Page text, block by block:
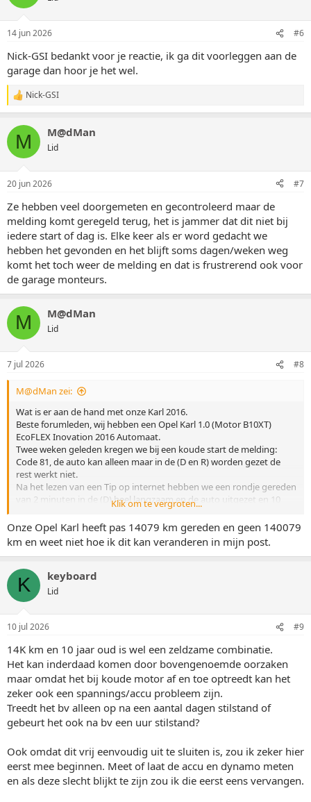
14 jun 2026 #6
Nick-GSI bedankt voor je reactie, ik ga dit voorleggen aan de
garage dan hoor je het wel.
W
a
r
e
n
e
n
:
Nick-GSI
M M@dMan
Lid
20 jun 2026 #7
Ze hebben veel doorgemeten en gecontroleerd maar de
melding komt geregeld terug, het is jammer dat dit niet bij
iedere start of dag is. Elke keer als er word gedacht we
hebben het gevonden en het blijft soms dagen/weken weg
komt het toch weer de melding en dat is frustrerend ook voor
de garage monteurs.
M M@dMan
Lid
7 jul 2026 #8
M@dMan zei:
Wat is er aan de hand met onze Karl 2016.
Beste forumleden, wij hebben een Opel Karl 1.0 (Motor B10XT)
EcoFLEX Inovation 2016 Automaat.
Twee weken geleden kregen we bij een koude start de melding:
Code 81, de auto kan alleen maar in de (D en R) worden gezet de
rest werkt niet.
Na het lezen van een Tip op internet hebben we een rondje gereden
van 2 minuten in de (D) heel langzaam en de auto uitgezet en 10
minuten gewacht, na het starten was de melding weg, dat was de
oplossing en de alles werkte weer perfect en de automaat schakelde
weer op als vanouds.
er weer Code 81 (dezelfde procedure uitgevoerd als boven
beschreven) en zijn naar de garage gereden om de auto na te laten
kijken. Enkele uren later konden wij de auto gaan ophalen, zij
hebben de auto uitgelezen en niets kunnen vinden en hebben Code
81 gereset en ons geadviseerd gewoon te blijven rijden, wij kregen
groter onderzoek moeten worden uitgevoerd, dus nog steeds geen
diagnose of oplossing.
Onze Opel Karl heeft pas 140079 km gereden en is in nieuwstaat en
krijgt zijn jaarlijkse beurten en APK keuringen in de garage.
Zijn er gebruikers op dit forum die dit probleem ook hebben
meegemaakt? dan zou ik dit graag met hun willen delen en alle tips
zijn welkom waarvoor mijn dank.
Klik om te vergroten...
Onze Opel Karl heeft pas 14079 km gereden en geen 140079
km en weet niet hoe ik dit kan veranderen in mijn post.
K keyboard
Lid
10 jul 2026 #9
14K km en 10 jaar oud is wel een zeldzame combinatie.
Het kan inderdaad komen door bovengenoemde oorzaken
maar omdat het bij koude motor af en toe optreedt kan het
zeker ook een spannings/accu probleem zijn.
Treedt het bv alleen op na een aantal dagen stilstand of
gebeurt het ook na bv een uur stilstand?
Ook omdat dit vrij eenvoudig uit te sluiten is, zou ik zeker hier
eerst mee beginnen. Meet of laat de accu en dynamo meten
en als deze slecht blijkt te zijn zou ik die eerst eens vervangen.